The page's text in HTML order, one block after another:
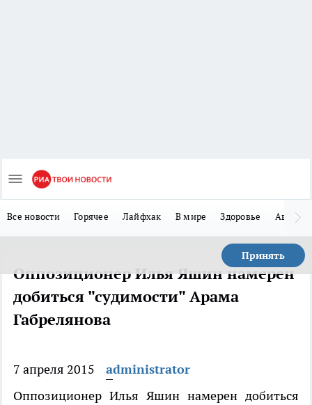
Все новости Горячее Лайфхак В мире Здоровье Авто
Принять
Оппозиционер Илья Яшин намерен
добиться "судимости" Арама
Габрелянова
7 апреля 2015
administrator
Оппозиционер Илья Яшин намерен добиться